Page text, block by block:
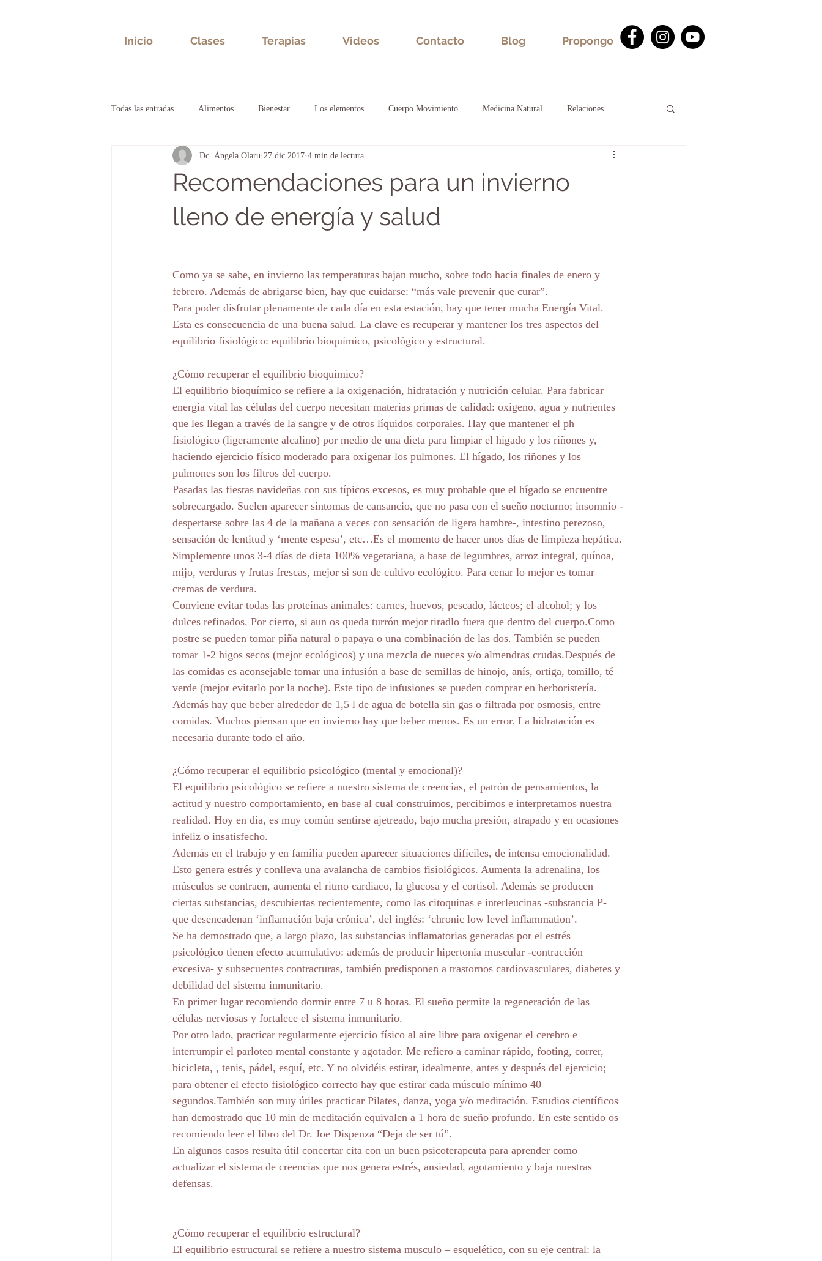
Inicio Clases Terapias Videos Contacto Blog Propongo
Todas las entradas Alimentos Bienestar Los elementos Cuerpo Movimiento Medicina Natural Relaciones
Bioneuroemoción Salud emocional
Recomendaciones para un invierno
lleno de energía y salud
Dc. Ángela Olaru 27 dic 2017 4 min de lectura
Como ya se sabe, en invierno las temperaturas bajan mucho, sobre todo hacia finales de enero y
febrero. Además de abrigarse bien, hay que cuidarse: “más vale prevenir que curar”.
Para poder disfrutar plenamente de cada día en esta estación, hay que tener mucha Energía Vital.
Esta es consecuencia de una buena salud. La clave es recuperar y mantener los tres aspectos del
equilibrio fisiológico: equilibrio bioquímico, psicológico y estructural.
¿Cómo recuperar el equilibrio bioquímico?
El equilibrio bioquímico se refiere a la oxigenación, hidratación y nutrición celular. Para fabricar
energía vital las células del cuerpo necesitan materias primas de calidad: oxigeno, agua y nutrientes
que les llegan a través de la sangre y de otros líquidos corporales. Hay que mantener el ph
fisiológico (ligeramente alcalino) por medio de una dieta para limpiar el hígado y los riñones y,
haciendo ejercicio físico moderado para oxigenar los pulmones. El hígado, los riñones y los
pulmones son los filtros del cuerpo.
Pasadas las fiestas navideñas con sus típicos excesos, es muy probable que el hígado se encuentre
sobrecargado. Suelen aparecer síntomas de cansancio, que no pasa con el sueño nocturno; insomnio -
despertarse sobre las 4 de la mañana a veces con sensación de ligera hambre-, intestino perezoso,
sensación de lentitud y ‘mente espesa’, etc…Es el momento de hacer unos días de limpieza hepática.
Simplemente unos 3-4 días de dieta 100% vegetariana, a base de legumbres, arroz integral, quínoa,
mijo, verduras y frutas frescas, mejor si son de cultivo ecológico. Para cenar lo mejor es tomar
cremas de verdura.
Conviene evitar todas las proteínas animales: carnes, huevos, pescado, lácteos; el alcohol; y los
dulces refinados. Por cierto, si aun os queda turrón mejor tiradlo fuera que dentro del cuerpo.Como
postre se pueden tomar piña natural o papaya o una combinación de las dos. También se pueden
tomar 1-2 higos secos (mejor ecológicos) y una mezcla de nueces y/o almendras crudas.Después de
las comidas es aconsejable tomar una infusión a base de semillas de hinojo, anís, ortiga, tomillo, té
verde (mejor evitarlo por la noche). Este tipo de infusiones se pueden comprar en herboristería.
Además hay que beber alrededor de 1,5 l de agua de botella sin gas o filtrada por osmosis, entre
comidas. Muchos piensan que en invierno hay que beber menos. Es un error. La hidratación es
necesaria durante todo el año.
¿Cómo recuperar el equilibrio psicológico (mental y emocional)?
El equilibrio psicológico se refiere a nuestro sistema de creencias, el patrón de pensamientos, la
actitud y nuestro comportamiento, en base al cual construimos, percibimos e interpretamos nuestra
realidad. Hoy en día, es muy común sentirse ajetreado, bajo mucha presión, atrapado y en ocasiones
infeliz o insatisfecho.
Además en el trabajo y en familia pueden aparecer situaciones difíciles, de intensa emocionalidad.
Esto genera estrés y conlleva una avalancha de cambios fisiológicos. Aumenta la adrenalina, los
músculos se contraen, aumenta el ritmo cardiaco, la glucosa y el cortisol. Además se producen
ciertas substancias, descubiertas recientemente, como las citoquinas e interleucinas -substancia P-
que desencadenan ‘inflamación baja crónica’, del inglés: ‘chronic low level inflammation’.
Se ha demostrado que, a largo plazo, las substancias inflamatorias generadas por el estrés
psicológico tienen efecto acumulativo: además de producir hipertonía muscular -contracción
excesiva- y subsecuentes contracturas, también predisponen a trastornos cardiovasculares, diabetes y
debilidad del sistema inmunitario.
En primer lugar recomiendo dormir entre 7 u 8 horas. El sueño permite la regeneración de las
células nerviosas y fortalece el sistema inmunitario.
Por otro lado, practicar regularmente ejercicio físico al aire libre para oxigenar el cerebro e
interrumpir el parloteo mental constante y agotador. Me refiero a caminar rápido, footing, correr,
bicicleta, , tenis, pádel, esquí, etc. Y no olvidéis estirar, idealmente, antes y después del ejercicio;
para obtener el efecto fisiológico correcto hay que estirar cada músculo mínimo 40
segundos.También son muy útiles practicar Pilates, danza, yoga y/o meditación. Estudios científicos
han demostrado que 10 min de meditación equivalen a 1 hora de sueño profundo. En este sentido os
recomiendo leer el libro del Dr. Joe Dispenza “Deja de ser tú”.
En algunos casos resulta útil concertar cita con un buen psicoterapeuta para aprender como
actualizar el sistema de creencias que nos genera estrés, ansiedad, agotamiento y baja nuestras
defensas.
¿Cómo recuperar el equilibrio estructural?
El equilibrio estructural se refiere a nuestro sistema musculo – esquelético, con su eje central: la